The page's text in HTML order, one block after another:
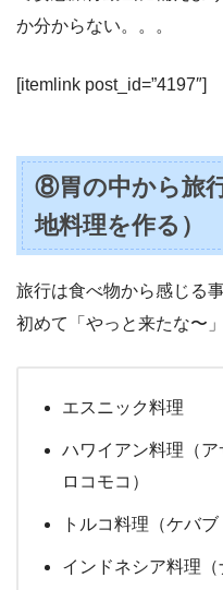
か分からない。。。
[itemlink post_id=”4197″]
⑧胃の中から旅
地料理を作る）
旅行は食べ物から感じる
初めて「やっと来たな〜
エスニック料理
ハワイアン料理（ア
ロコモコ）
トルコ料理（ケバブ
インドネシア料理（